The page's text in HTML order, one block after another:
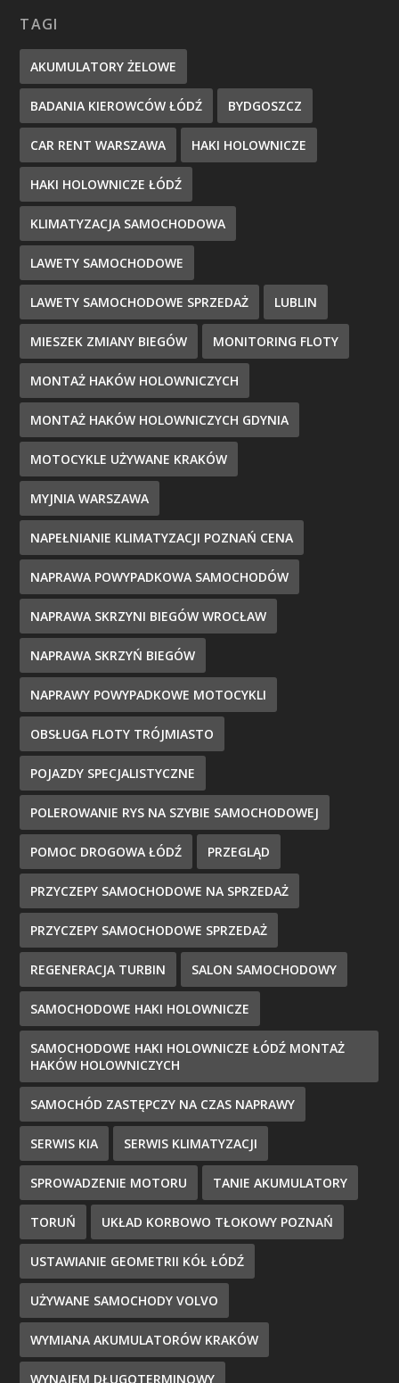
TAGI
AKUMULATORY ŻELOWE
BADANIA KIEROWCÓW ŁÓDŹ BYDGOSZCZ
CAR RENT WARSZAWA HAKI HOLOWNICZE
HAKI HOLOWNICZE ŁÓDŹ
KLIMATYZACJA SAMOCHODOWA
LAWETY SAMOCHODOWE
LAWETY SAMOCHODOWE SPRZEDAŻ LUBLIN
MIESZEK ZMIANY BIEGÓW MONITORING FLOTY
MONTAŻ HAKÓW HOLOWNICZYCH
MONTAŻ HAKÓW HOLOWNICZYCH GDYNIA
MOTOCYKLE UŻYWANE KRAKÓW
MYJNIA WARSZAWA
NAPEŁNIANIE KLIMATYZACJI POZNAŃ CENA
NAPRAWA POWYPADKOWA SAMOCHODÓW
NAPRAWA SKRZYNI BIEGÓW WROCŁAW
NAPRAWA SKRZYŃ BIEGÓW
NAPRAWY POWYPADKOWE MOTOCYKLI
OBSŁUGA FLOTY TRÓJMIASTO
POJAZDY SPECJALISTYCZNE
POLEROWANIE RYS NA SZYBIE SAMOCHODOWEJ
POMOC DROGOWA ŁÓDŹ PRZEGLĄD
PRZYCZEPY SAMOCHODOWE NA SPRZEDAŻ
PRZYCZEPY SAMOCHODOWE SPRZEDAŻ
REGENERACJA TURBIN SALON SAMOCHODOWY
SAMOCHODOWE HAKI HOLOWNICZE
SAMOCHODOWE HAKI HOLOWNICZE ŁÓDŹ MONTAŻ
HAKÓW HOLOWNICZYCH
SAMOCHÓD ZASTĘPCZY NA CZAS NAPRAWY
SERWIS KIA SERWIS KLIMATYZACJI
SPROWADZENIE MOTORU TANIE AKUMULATORY
TORUŃ UKŁAD KORBOWO TŁOKOWY POZNAŃ
USTAWIANIE GEOMETRII KÓŁ ŁÓDŹ
UŻYWANE SAMOCHODY VOLVO
WYMIANA AKUMULATORÓW KRAKÓW
WYNAJEM DŁUGOTERMINOWY